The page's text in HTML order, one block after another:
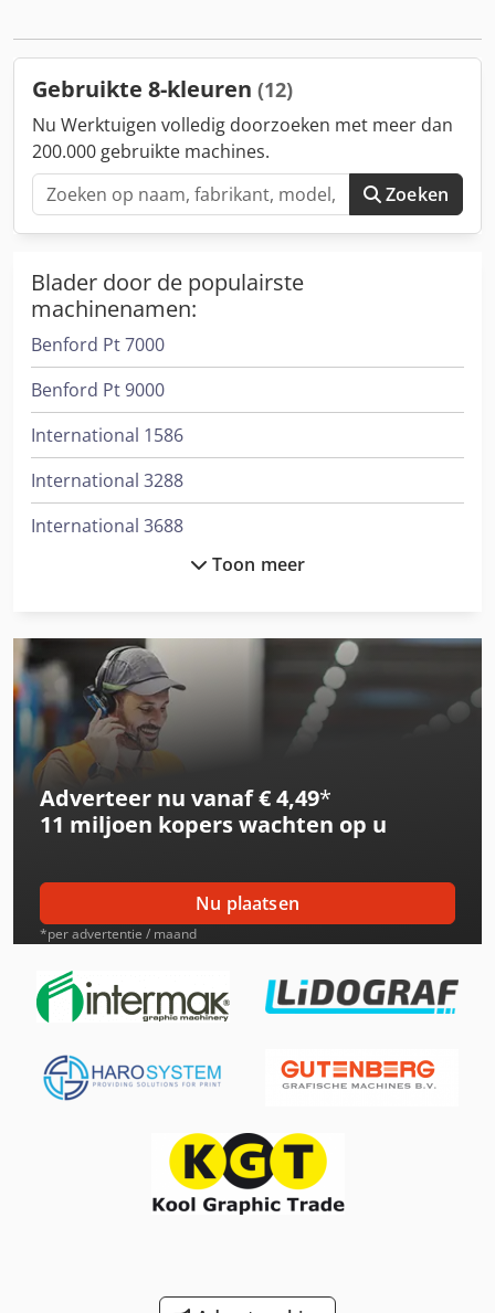
offsetdrukpers Heeft u vragen of wilt u meer informatie,
Gebruikte 8-kleuren (12)
Nu Werktuigen volledig doorzoeken met meer dan
200.000 gebruikte machines.
Zoeken
Blader door de populairste
machinenamen:
Benford Pt 7000
Benford Pt 9000
International 1586
International 3288
International 3688
International 533
International 554
International 644
International 654
International 743
International 824
International 833
International 834
International 844
International 844 S
New Holland-Kobelco
Schaffer 4580 T
Toon meer
Adverteer nu vanaf € 4,49*
11 miljoen koperswachten op u
Nu plaatsen
*per advertentie / maand